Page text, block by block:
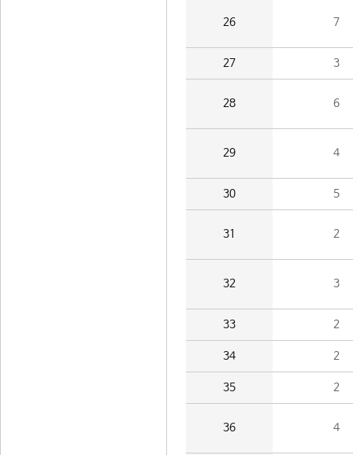
26 7
27 3
28 6
29 4
30 5
31 2
32 3
33 2
34 2
35 2
36 4